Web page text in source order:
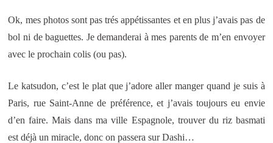
Ok, mes photos sont pas trés appétissantes et en plus j’avais pas de
bol ni de baguettes. Je demanderai à mes parents de m’en envoyer
avec le prochain colis (ou pas).
Le katsudon, c’est le plat que j’adore aller manger quand je suis à
Paris, rue Saint-Anne de préférence, et j’avais toujours eu envie
d’en faire. Mais dans ma ville Espagnole, trouver du riz basmati
est déjà un miracle, donc on passera sur Dashi…